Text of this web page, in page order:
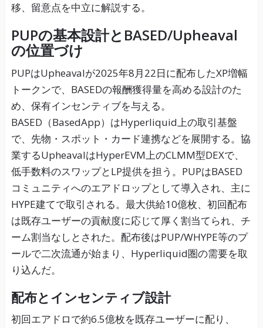
移、留意点を中立に解説する。
PUPの基本設計とBASED/Upheaval
の位置づけ
PUPはUpheavalが2025年8月22日に配布したXP増幅
トークンで、BASEDの報酬獲得量を高める設計のた
め、保有インセンティブを与える。
BASED（BasedApp）はHyperliquid上の取引基盤
で、先物・スポット・カード連携などを展開する。協
業するUpheavalはHyperEVM上のCLMM型DEXで、
低手数料のスワップとLP提供を担う。PUPはBASED
コミュニティへのエアドロップとして導入され、主に
HYPE建てで取引される。最大供給10億枚、初回配布
は既存ユーザーの貢献度に応じて厚く割当てられ、チ
ーム割当なしとされた。配布後はPUP/WHYPE等のプ
ールで二次流通が始まり、Hyperliquid圏の需要を取
り込んだ。
配布とインセンティブ設計
初回エアドロで約6.5億枚を既存ユーザーに配り、